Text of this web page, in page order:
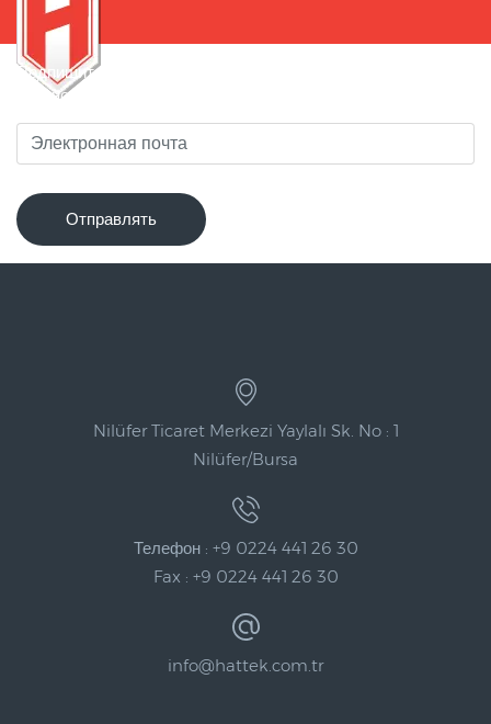
Подпишитесь на нашу рассылку, чтобы быть в курсе
новинок!
Отправлять
Nilüfer Ticaret Merkezi Yaylalı Sk. No : 1
Nilüfer/Bursa
Телефон : +9 0224 441 26 30
Fax : +9 0224 441 26 30
info@hattek.com.tr